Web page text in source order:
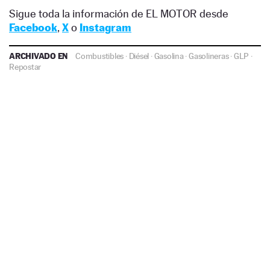
Sigue toda la información de EL MOTOR desde
Facebook, Xo Instagram
ARCHIVADO EN Combustibles · Diésel ·Gasolina·Gasolineras·GLP ·
Repostar